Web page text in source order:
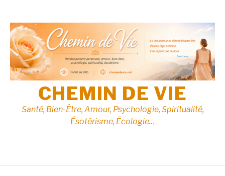
contenu
CHEMIN DE VIE
Santé, Bien-Être, Amour, Psychologie, Spiritualité,
Ésotérisme, Écologie…